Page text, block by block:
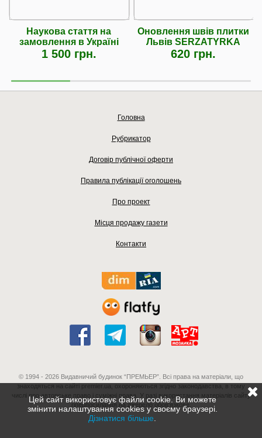
Наукова стаття на
замовлення в Україні
1 500 грн.
Оновлення швів плитки
Львів SERZATYRKA
620 грн.
Головна
Рубрикатор
Договір публічної оферти
Правила публікації оголошень
Про проект
Місця продажу газети
Контакти
© 1994 - 2026 Видавничий будинок “ПРЕМЬЕР”. Всі права на матеріали, що
знаходяться на сайті premier.ua, охороняються згідно законодавства, в тому
числі про авторське право і суміжні права. У разі використання матеріалів сайту
гіперпосилання на джерело обов'язкове.
Цей сайт використовує файли cookie. Ви можете
змінити налаштування cookies у своєму браузері.
Дізнатися більше